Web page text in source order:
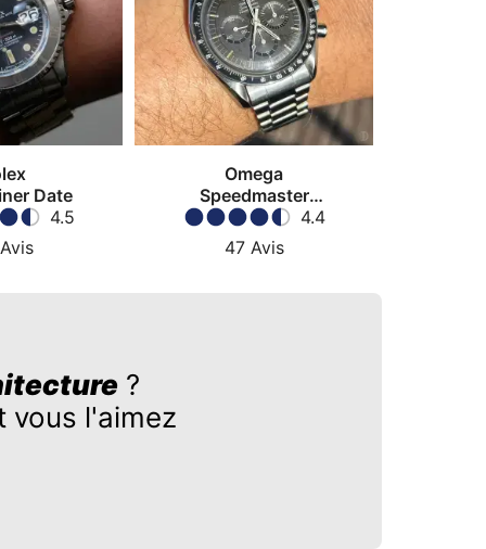
Date
4.5
Avis
Omega
Speedmaster
Moonwatch4.4
47 Avis
?
vous l'aimez